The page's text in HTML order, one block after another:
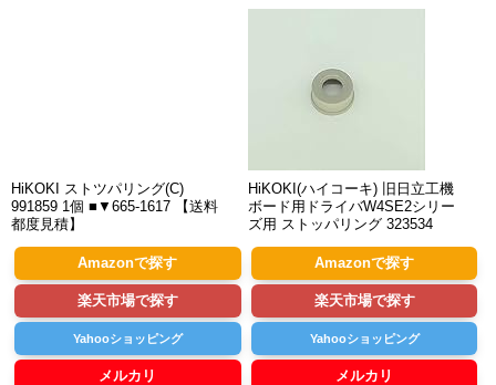
HiKOKI ストツパリング(C)
991859 1個 ■▼665-1617 【送料
都度見積】
Amazonで探す
楽天市場で探す
Yahooショッピング
メルカリ
HiKOKI(ハイコーキ) 旧日立工機
ボード用ドライバW4SE2シリー
ズ用 ストッパリング 323534
Amazonで探す
楽天市場で探す
Yahooショッピング
メルカリ